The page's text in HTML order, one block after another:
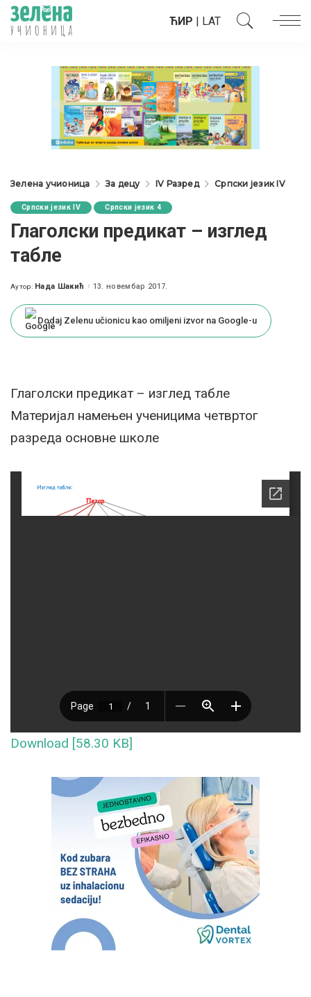
ЋИР | LAT
Зелена учионица За децу IV Разред Српски језик IV
Српски језик IV Српски језик 4
Глаголски предикат – изглед
табле
Posted
Аутор: Нада Шакић 13. новембар 2017.
Dodaj Zelenu učionicu kao omiljeni izvor na Google-u
Глаголски предикат – изглед табле
Mатеријал намењен ученицима четвртог
разреда основне школе
Download [58.30 KB]